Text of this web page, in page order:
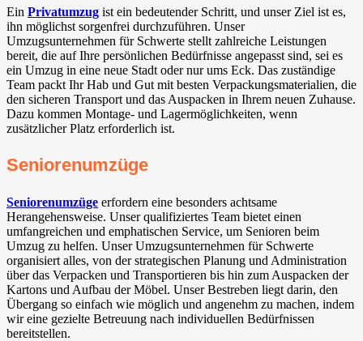
Ein Privatumzug ist ein bedeutender Schritt, und unser Ziel ist es,
ihn möglichst sorgenfrei durchzuführen. Unser
Umzugsunternehmen für Schwerte stellt zahlreiche Leistungen
bereit, die auf Ihre persönlichen Bedürfnisse angepasst sind, sei es
ein Umzug in eine neue Stadt oder nur ums Eck. Das zuständige
Team packt Ihr Hab und Gut mit besten Verpackungsmaterialien, die
den sicheren Transport und das Auspacken in Ihrem neuen Zuhause.
Dazu kommen Montage- und Lagermöglichkeiten, wenn
zusätzlicher Platz erforderlich ist.
Seniorenumzüge
Seniorenumzüge erfordern eine besonders achtsame
Herangehensweise. Unser qualifiziertes Team bietet einen
umfangreichen und emphatischen Service, um Senioren beim
Umzug zu helfen. Unser Umzugsunternehmen für Schwerte
organisiert alles, von der strategischen Planung und Administration
über das Verpacken und Transportieren bis hin zum Auspacken der
Kartons und Aufbau der Möbel. Unser Bestreben liegt darin, den
Übergang so einfach wie möglich und angenehm zu machen, indem
wir eine gezielte Betreuung nach individuellen Bedürfnissen
bereitstellen.